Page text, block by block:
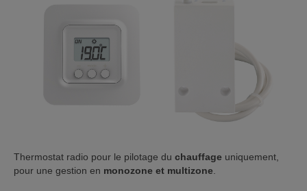
Thermostat radio pour le pilotage du chauffage uniquement,
pour une gestion en monozone et multizone